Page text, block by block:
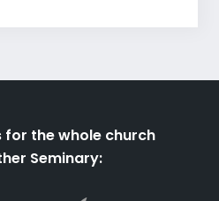
for the whole church
Seminary: